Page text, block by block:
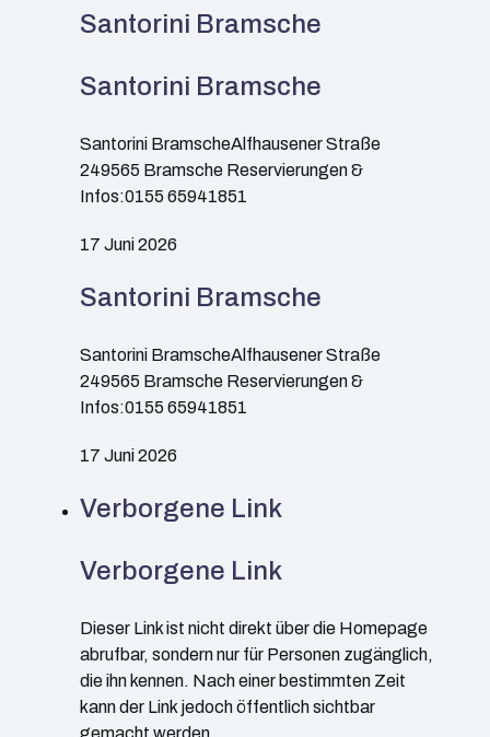
Santorini Bramsche
Santorini Bramsche
Santorini BramscheAlfhausener Straße
249565 Bramsche Reservierungen &
Infos:0155 65941851
17 Juni 2026
Santorini Bramsche
Santorini BramscheAlfhausener Straße
249565 Bramsche Reservierungen &
Infos:0155 65941851
17 Juni 2026
Verborgene Link
Verborgene Link
Dieser Link ist nicht direkt über die Homepage
abrufbar, sondern nur für Personen zugänglich,
die ihn kennen. Nach einer bestimmten Zeit
kann der Link jedoch öffentlich sichtbar
gemacht werden.